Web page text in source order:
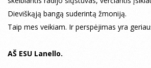
Dieviškąją bangą suderintą žmoniją.
Taip mes veikiam. Ir perspėjimas yra
AŠ ESU Lanello.